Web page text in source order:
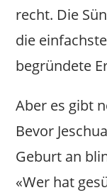
recht. Die
die
begründete
Aber es gibt
Bevor
Geburt an
«Wer hat